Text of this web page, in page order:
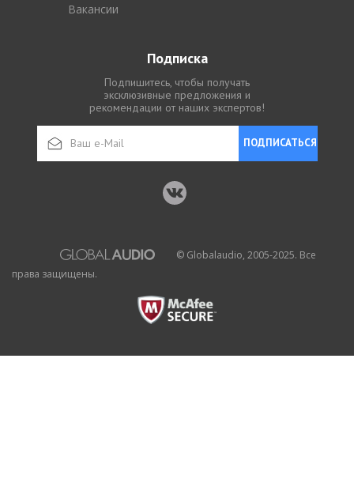
Вакансии
Подписка
Подпишитесь, чтобы получать
эксклюзивные предложения и
рекомендации от наших экспертов!
ПОДПИСАТЬСЯ
© Globalaudio, 2005-2025. Все
права защищены.